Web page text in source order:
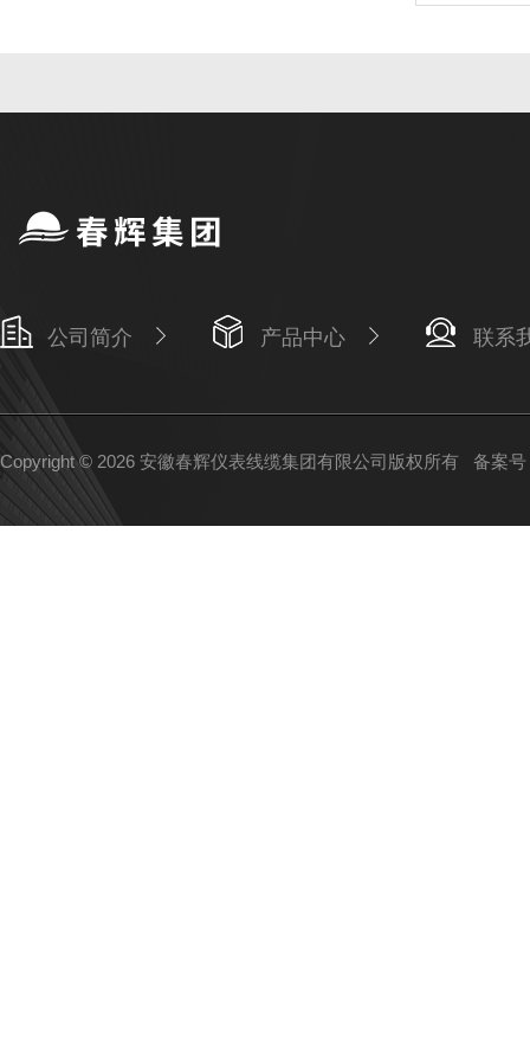
公司简介 产品中心 联系
Copyright © 2026 安徽春辉仪表线缆集团有限公司版权所有 备案号